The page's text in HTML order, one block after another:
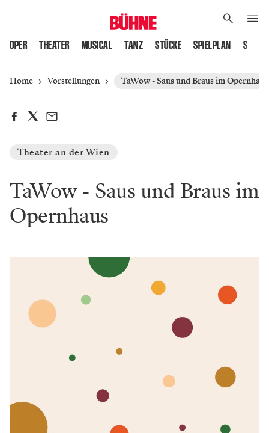
OPER THEATER MUSICAL TANZ STÜCKE SPIELPLAN
Home Vorstellungen TaWow - Saus und Braus im Opernhaus
Theater an der Wien
TaWow - Saus und Braus im
Opernhaus